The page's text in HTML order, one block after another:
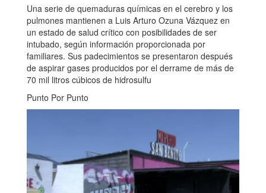
Una serie de quemaduras químicas en el cerebro y los
pulmones mantienen a Luis Arturo Ozuna Vázquez en
un estado de salud crítico con posibilidades de ser
intubado, según información proporcionada por
familiares. Sus padecimientos se presentaron después
de aspirar gases producidos por el derrame de más de
70 mil litros cúbicos de hidrosulfu
Punto Por Punto